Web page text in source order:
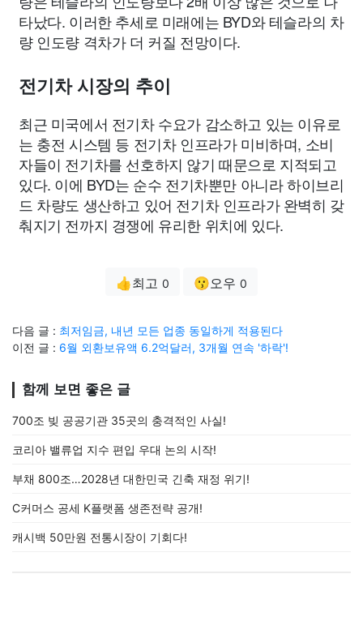
타났다. 이러한 추세로 미래에는 BYD와 테슬라의 차
량 인도량 격차가 더 커질 전망이다.
전기차 시장의 추이
최근 미국에서 전기차 수요가 감소하고 있는 이유로
는 충전 시스템 등 전기차 인프라가 미비하며, 소비
자들이 전기차를 선호하지 않기 때문으로 지적되고
있다. 이에 BYD는 순수 전기차뿐만 아니라 하이브리
드 차량도 생산하고 있어 전기차 인프라가 완벽히 갖
춰지기 전까지 경쟁에 유리한 위치에 있다.
👍최고 0 😗오우 0
다음 글 : 최저임금, 내년 모든 업종 동일하게 적용된다
이전 글 : 6월 외환보유액 6.2억달러, 3개월 연속 '하락'!
함께 보면 좋은 글
700조 빚 공공기관 35곳의 충격적인 사실!
코리아 밸류업 지수 편입 우대 논의 시작!
부채 800조…2028년 대한민국 긴축 재정 위기!
C커머스 공세 K플랫폼 생존전략 공개!
캐시백 50만원 전통시장이 기회다!